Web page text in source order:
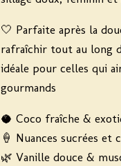
🤍 Parfaite après la
rafraîchir tout au long
idéale pour celles qui
gourmands
🥥 Coco fraîche &
🍦 Nuances sucrées et
🌿 Vanille douce &